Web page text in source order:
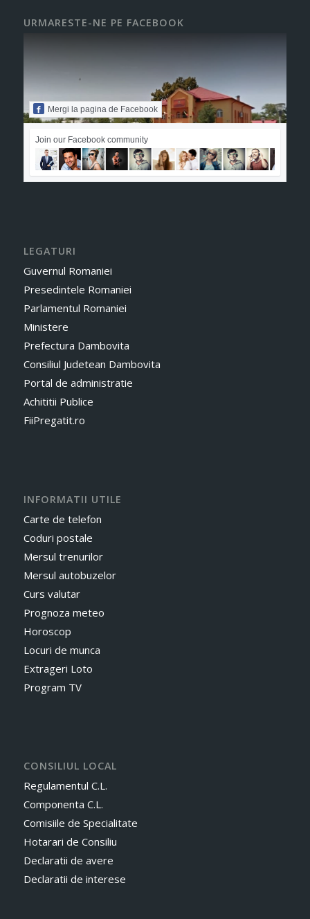
URMARESTE-NE PE FACEBOOK
Mergi la pagina de Facebook
Join our Facebook community
LEGATURI
Guvernul Romaniei
Presedintele Romaniei
Parlamentul Romaniei
Ministere
Prefectura Dambovita
Consiliul Judetean Dambovita
Portal de administratie
Achititii Publice
FiiPregatit.ro
INFORMATII UTILE
Carte de telefon
Coduri postale
Mersul trenurilor
Mersul autobuzelor
Curs valutar
Prognoza meteo
Horoscop
Locuri de munca
Extrageri Loto
Program TV
CONSILIUL LOCAL
Regulamentul C.L.
Componenta C.L.
Comisiile de Specialitate
Hotarari de Consiliu
Declaratii de avere
Declaratii de interese